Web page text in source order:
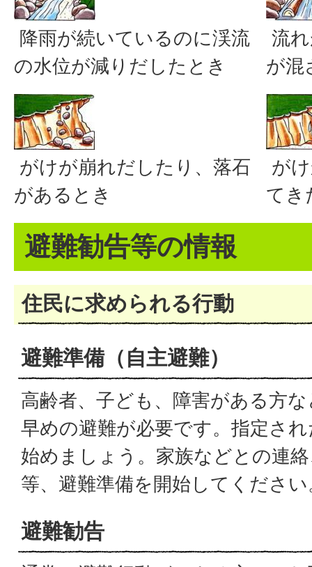
降雨が続いているのに渓流
の水位が減りだしたとき
流
が混
がけが崩れだしたり、落石
があるとき
が
てき
避難勧告等の情報
住民に求められる行動
避難準備（自主避難）
高齢者、子ども、障害がある方
早めの避難が必要です。指定さ
始めましょう。家族などとの連
等、避難準備を開始してください
避難勧告